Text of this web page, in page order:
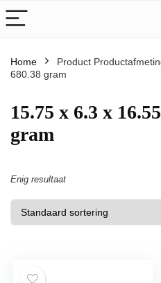
Home Product
680.38 gram
‎15.75 x 6.3 x
gram
Enig resultaat